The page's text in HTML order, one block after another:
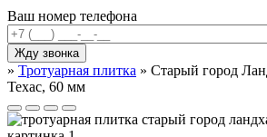
Ваш номер телефона
» Тротуарная плитка » Старый город
Техас, 60 мм